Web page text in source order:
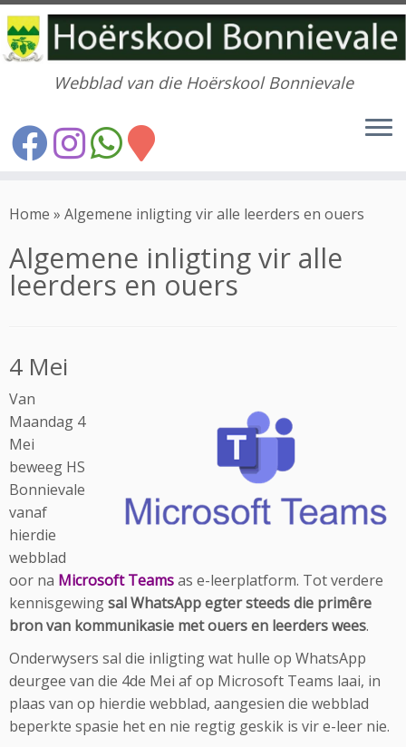
to
Webblad van die Hoërskool Bonnievale
Home » Algemene inligting vir alle leerders en ouers
Algemene inligting vir alle
leerders en ouers
4 Mei
Van
Maandag 4
Mei
beweeg HS
Bonnievale
vanaf
hierdie
webblad
oor na Microsoft Teamsas e-leerplatform. Tot verdere
kennisgewingsal WhatsApp egter steeds die primêre
bron van kommunikasie met ouers en leerders wees.
Onderwysers sal die inligting wat hulle op WhatsApp
deurgee van die 4de Mei af op Microsoft Teams laai, in
plaas van op hierdie webblad, aangesien die webblad
beperkte spasie het en nie regtig geskik is vir e-leer nie.